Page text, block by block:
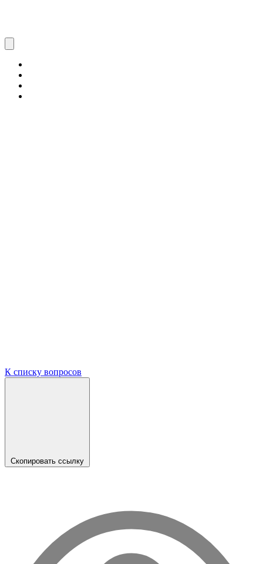
К списку вопросов
Скопировать ссылку